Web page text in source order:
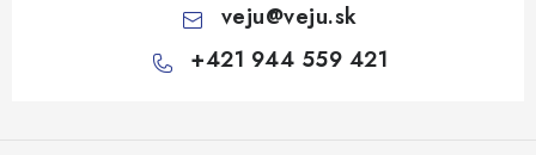
veju@veju.sk
+421 944 559 421